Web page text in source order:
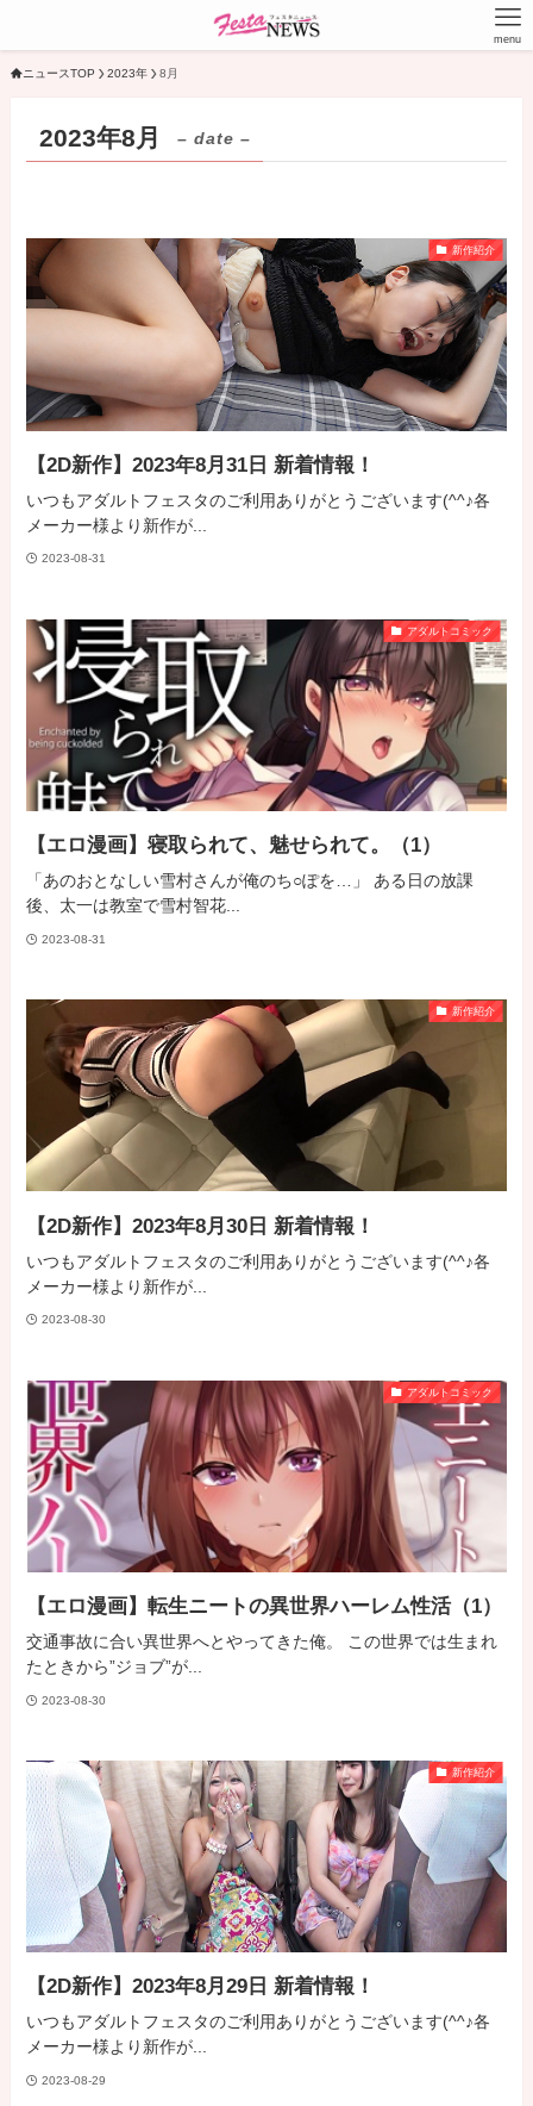
menu
ニュースTOP 2023年 8月
2023年8月 – date –
新作紹介
【2D新作】2023年8月31日 新着情報！
いつもアダルトフェスタのご利用ありがとうございます(^^♪各
メーカー様より新作が...
2023-08-31
アダルトコミック
【エロ漫画】寝取られて、魅せられて。（1）
「あのおとなしい雪村さんが俺のち○ぽを…」 ある日の放課
後、太一は教室で雪村智花...
2023-08-31
新作紹介
【2D新作】2023年8月30日 新着情報！
いつもアダルトフェスタのご利用ありがとうございます(^^♪各
メーカー様より新作が...
2023-08-30
アダルトコミック
【エロ漫画】転生ニートの異世界ハーレム性活（1）
交通事故に合い異世界へとやってきた俺。 この世界では生まれ
たときから”ジョブ”が...
2023-08-30
新作紹介
【2D新作】2023年8月29日 新着情報！
いつもアダルトフェスタのご利用ありがとうございます(^^♪各
メーカー様より新作が...
2023-08-29